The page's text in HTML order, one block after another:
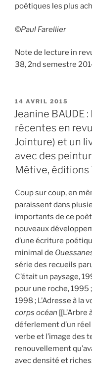
poétiques les plus
©Paul Farellier
Note de lecture in
38, 2nd semestre
PUBLIÉ
LE
14 AVRIL 2015
Jeanine BAUDE
récentes en
Jointure) et un
avec des
Métive, éditions
Coup sur coup, en
paraissent dans
importants de ce
nouveaux
d’une écriture
minimal de
série des recueils
C’était un paysage,
pour une roche, 1995
1998 ; L’Adresse à la
corps océan [[L’Arbre
déferlement d’un
verbe et l’image des
renouvellement
avec densité et